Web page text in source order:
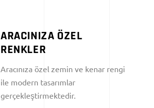
ARACINIZA ÖZEL
RENKLER
Aracınıza özel zemin ve kenar rengi
ile modern tasarımlar
gerçekleştirmektedir.